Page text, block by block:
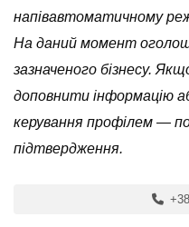
напівавтоматичному
На даний момент
зазначеного бізнесу.
доповнити інформацію
керування профілем —
підтвердження.